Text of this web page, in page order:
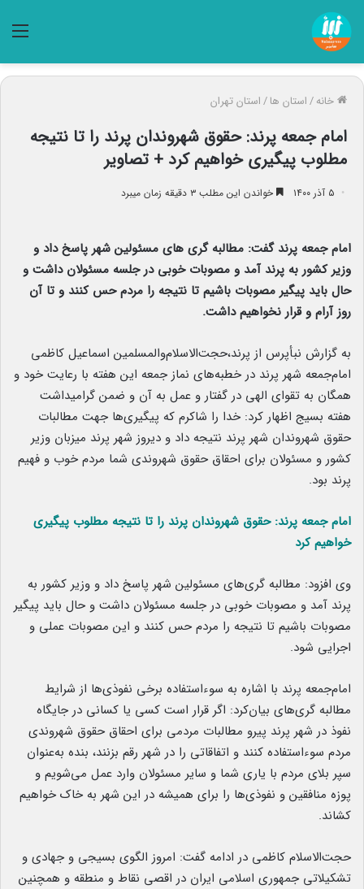
خانه/استان ها/استان تهران
امام جمعه پرند: حقوق شهروندان پرند را تا نتیجه
مطلوب پیگیری خواهیم‌ کرد + تصاویر
۵ آذر ۱۴۰۰ خواندن این مطلب ۳ دقیقه زمان میبرد
امام جمعه پرند گفت: مطالبه گری های مسئولین شهر پاسخ داد و
وزیر کشور به پرند آمد و مصوبات خوبی در جلسه مسئولان داشت و
حال باید پیگیر مصوبات باشیم تا نتیجه را مردم‌ حس کنند و تا آن
روز آرام و قرار نخواهیم داشت.
به گزارش نبأپرس از پرند،حجت‌الاسلام‌والمسلمین اسماعیل کاظمی
امام‌جمعه شهر پرند در خطبه‌های نماز جمعه این هفته با رعایت خود و
همگان به تقوای الهی در گفتار و عمل به آن و ضمن گرامیداشت
هفته بسیج اظهار کرد: خدا را شاکرم که پیگیری‌ها جهت مطالبات
حقوق شهروندان شهر پرند نتیجه داد و دیروز شهر پرند میزبان وزیر
کشور و مسئولان برای احقاق حقوق شهروندی شما مردم خوب و فهیم
پرند بود.
امام جمعه پرند: حقوق شهروندان پرند را تا نتیجه مطلوب پیگیری
خواهیم‌ کرد
وی افزود: مطالبه گری‌های مسئولین شهر پاسخ داد و وزیر کشور به
پرند آمد و مصوبات خوبی در جلسه مسئولان داشت و حال باید پیگیر
مصوبات باشیم تا نتیجه را مردم حس کنند و این مصوبات عملی و
اجرایی شود.
امام‌جمعه پرند با اشاره به سوءاستفاده برخی نفوذی‌ها از شرایط
مطالبه گری‌های بیان‌کرد: اگر قرار است کسی یا کسانی در جایگاه
نفوذ در شهر پرند پیرو مطالبات مردمی برای احقاق حقوق شهروندی
مردم سوءاستفاده کنند و اتفاقاتی را در شهر رقم بزنند، بنده به‌عنوان
سپر بلای مردم با یاری شما و سایر مسئولان وارد عمل می‌شویم و
پوزه منافقین و نفوذی‌ها را برای همیشه در این شهر به خاک خواهیم
کشاند.
حجت‌الاسلام کاظمی در ادامه گفت: امروز الگوی بسیجی و جهادی و
تشکیلاتی جمهوری اسلامی ایران در اقصی نقاط و منطقه و همچنین